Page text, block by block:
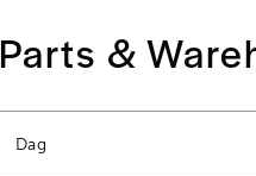
Parts &
Dag